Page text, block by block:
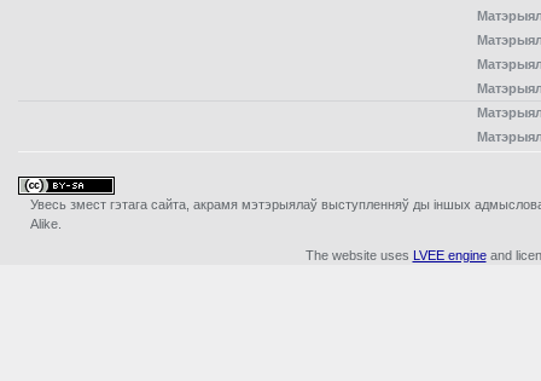
Увесь змест гэтага сайта, акрамя мэтэрыялаў выступленняў ды iншых
Alike.
The website uses LVEE engineand